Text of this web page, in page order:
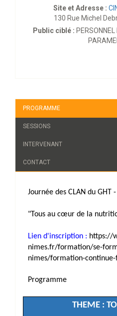
Site et Adresse :
130 Rue Michel
Public ciblé : PERSONNEL
PROGRAMME
SESSIONS
INTERVENANT
CONTACT
Journée des CLAN du GHT -
"Tous au cœur de la
Lien d'inscription : https://
nimes.fr/formation/se-
nimes/formation-
Programme
THEME :